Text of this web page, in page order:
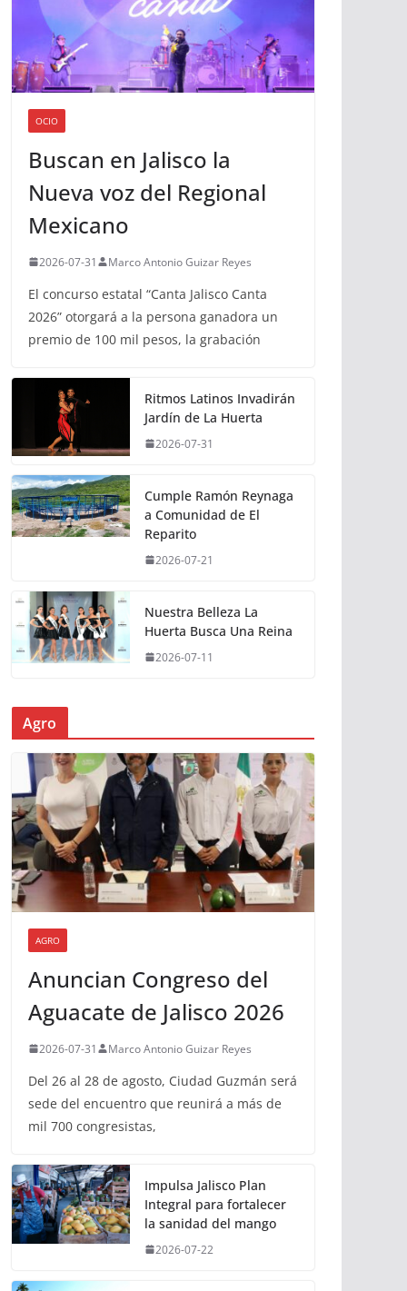
OCIO
Buscan en Jalisco la
Nueva voz del Regional
Mexicano
2026-07-31 Marco Antonio Guizar Reyes
El concurso estatal “Canta Jalisco Canta
2026” otorgará a la persona ganadora un
premio de 100 mil pesos, la grabación
Ritmos Latinos Invadirán
Jardín de La Huerta
2026-07-31
Cumple Ramón Reynaga
a Comunidad de El
Reparito
2026-07-21
Nuestra Belleza La
Huerta Busca Una Reina
2026-07-11
Agro
AGRO
Anuncian Congreso del
Aguacate de Jalisco 2026
2026-07-31 Marco Antonio Guizar Reyes
Del 26 al 28 de agosto, Ciudad Guzmán será
sede del encuentro que reunirá a más de
mil 700 congresistas,
Impulsa Jalisco Plan
Integral para fortalecer
la sanidad del mango
2026-07-22